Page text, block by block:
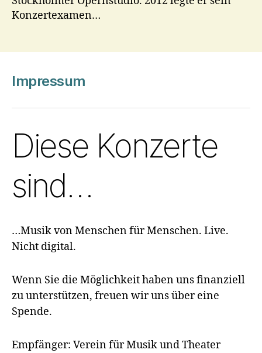
Konzertexamen…
Impressum
Diese Konzerte
sind…
…Musik von Menschen für Menschen. Live.
Nicht digital.
Wenn Sie die Möglichkeit haben uns finanziell
zu unterstützen, freuen wir uns über eine
Spende.
Empfänger: Verein für Musik und Theater